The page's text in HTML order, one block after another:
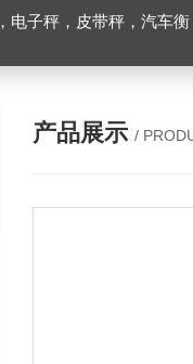
电子秤，皮带秤，汽车
产品展示 /